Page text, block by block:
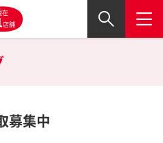
在
店舗
募集中